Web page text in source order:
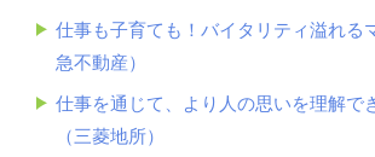
仕事も子育ても！バイタリティ溢れる
急不動産）
仕事を通じて、より人の思いを理解で
（三菱地所）